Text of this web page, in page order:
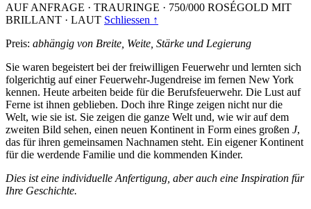
AUF ANFRAGE · TRAURINGE · 750/000 ROSÉGOLD MIT
BRILLANT · LAUT Schliessen ↑
Preis: abhängig von Breite, Weite, Stärke und Legierung
Sie waren begeistert bei der freiwilligen Feuerwehr und lernten sich
folgerichtig auf einer Feuerwehr-Jugendreise im fernen New York
kennen. Heute arbeiten beide für die Berufsfeuerwehr. Die Lust auf
Ferne ist ihnen geblieben. Doch ihre Ringe zeigen nicht nur die
Welt, wie sie ist. Sie zeigen die ganze Welt und, wie wir auf dem
zweiten Bild sehen, einen neuen Kontinent in Form eines großen J,
das für ihren gemeinsamen Nachnamen steht. Ein eigener Kontinent
für die werdende Familie und die kommenden Kinder.
Dies ist eine individuelle Anfertigung, aber auch eine Inspiration für
Ihre Geschichte.